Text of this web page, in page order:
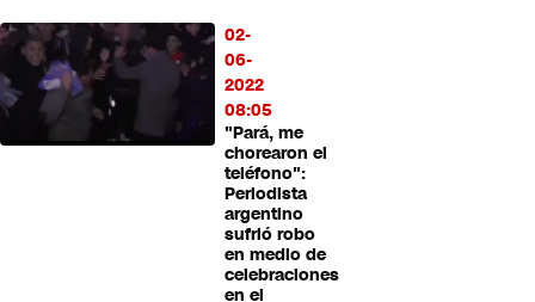
02-
06-
2022
08:05
"Pará, me
chorearon el
teléfono":
Periodista
argentino
sufrió robo
en medio de
celebraciones
en el